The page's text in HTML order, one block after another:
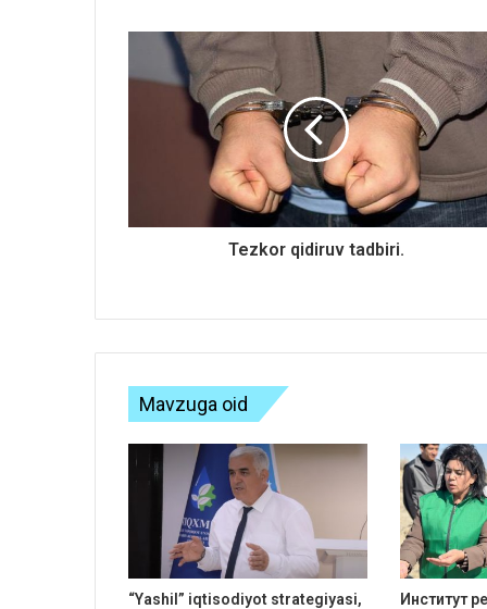
Tezkor qidiruv tadbiri.
Mavzuga oid
“Yashil” iqtisodiyot strategiyasi,
Институт